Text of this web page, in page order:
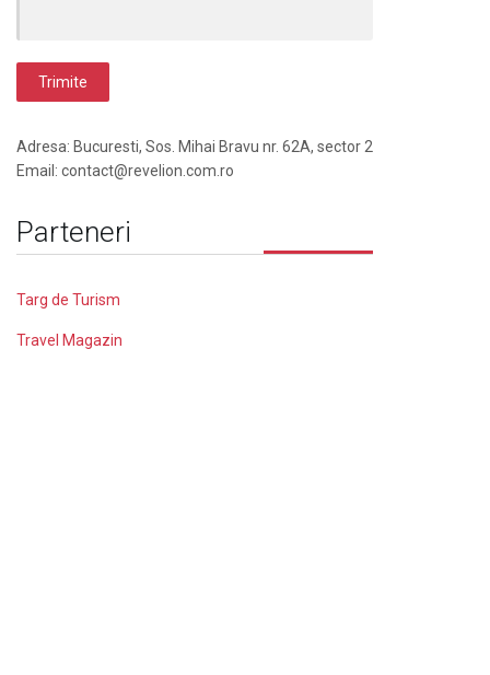
Adresa: Bucuresti, Sos. Mihai Bravu nr. 62A, sector 2
Email: contact@revelion.com.ro
Parteneri
Targ de Turism
Travel Magazin